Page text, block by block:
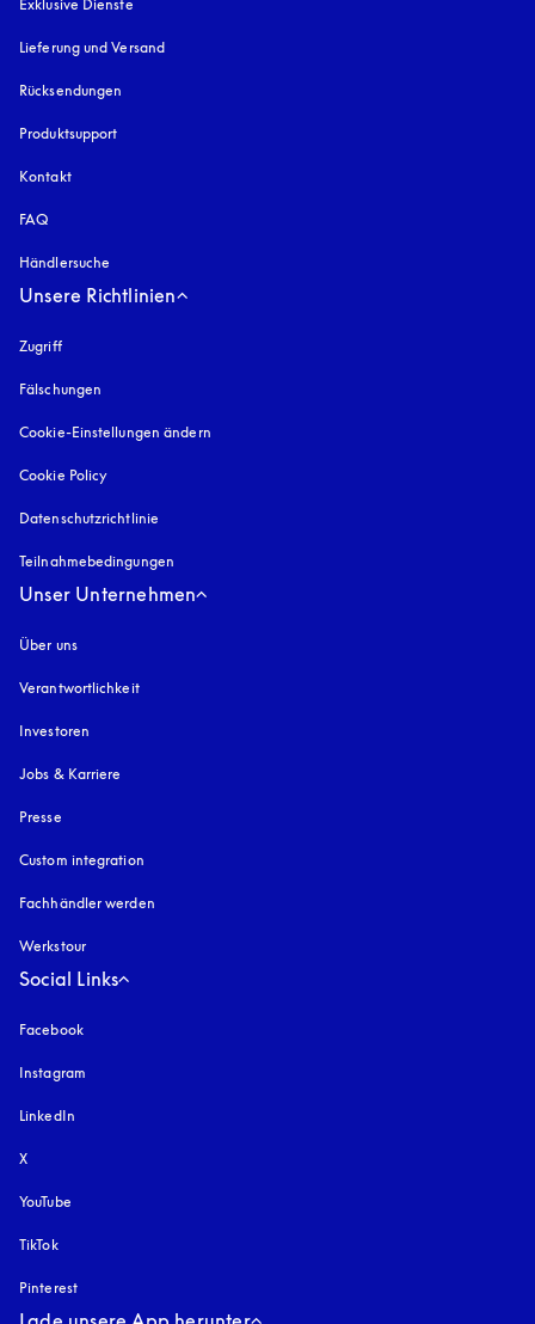
Exklusive Dienste
Lieferung und Versand
Rücksendungen
Produktsupport
Kontakt
FAQ
Händlersuche
Unsere Richtlinien
Zugrifföffnet sich in einem neuen Tab
Fälschungen
Cookie-Einstellungen ändern
Cookie Policy
Datenschutzrichtlinie
Teilnahmebedingungen
Unser Unternehmen
Über uns
Verantwortlichkeit
Investoren
Jobs & Karriere
Presse
Custom integration
Fachhändler werden
Werkstour
Social Links
Facebook
Instagram
LinkedIn
X
YouTube
TikTok
Pinterest